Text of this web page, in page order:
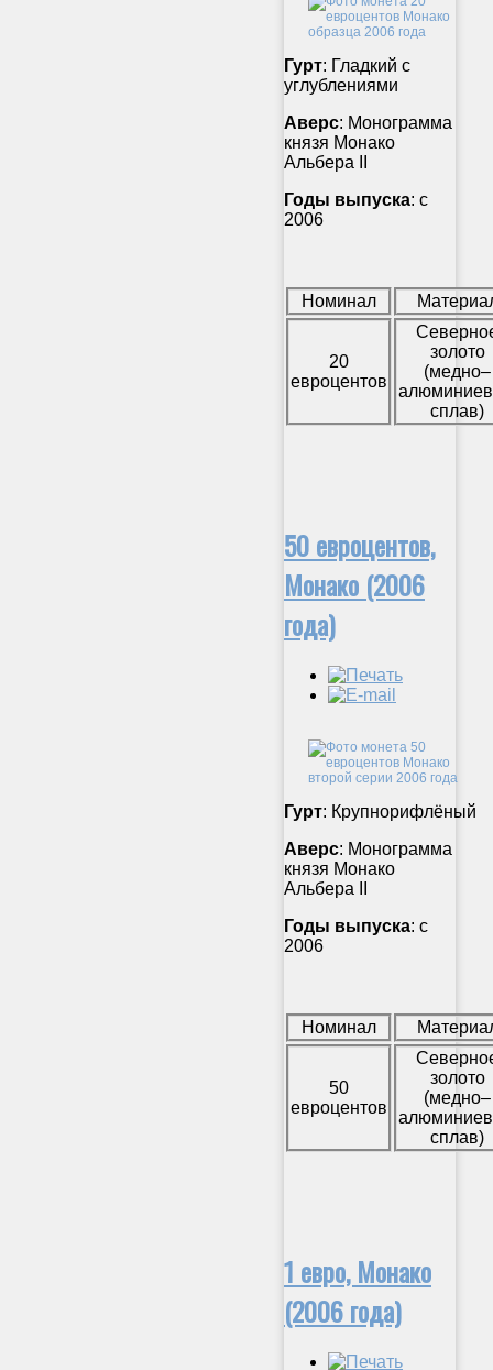
Гурт: Гладкий с
углублениями
Аверс: Монограмма
князя Монако
Альбера II
Годы выпуска: с
2006
Номинал
20
евроцентов
золото
(медно–
сплав)
50 евроцентов,
Монако (2006
года)
Гурт: Крупнорифлёный
Аверс: Монограмма
князя Монако
Альбера II
Годы выпуска: с
2006
Номинал
50
евроцентов
золото
(медно–
сплав)
1 евро, Монако
(2006 года)